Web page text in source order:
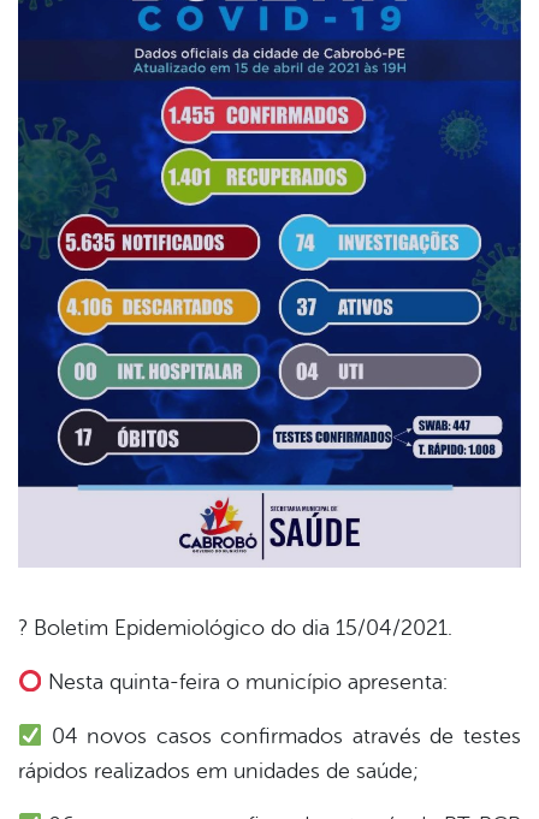
? Boletim Epidemiológico do dia 15/04/2021.
Nesta quinta-feira o município apresenta:
04 novos casos confirmados através de testes
rápidos realizados em unidades de saúde;